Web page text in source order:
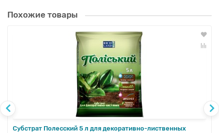
Похожие товары
Субстрат Полесский 5 л для декоративно-лиственных